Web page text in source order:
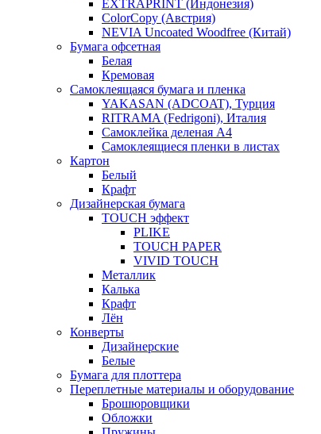
EXTRAPRINT (Индонезия)
ColorCopy (Австрия)
NEVIA Uncoated Woodfree (Китай)
Бумага офсетная
Белая
Кремовая
Самоклеящаяся бумага и пленка
YAKASAN (ADCOAT), Турция
RITRAMA (Fedrigoni), Италия
Самоклейка деленая A4
Самоклеящиеся пленки в листах
Картон
Белый
Крафт
Дизайнерская бумага
TOUCH эффект
PLIKE
TOUCH PAPER
VIVID TOUCH
Металлик
Калька
Крафт
Лён
Конверты
Дизайнерские
Белые
Бумага для плоттера
Переплетные материалы и оборудование
Брошюровщики
Обложки